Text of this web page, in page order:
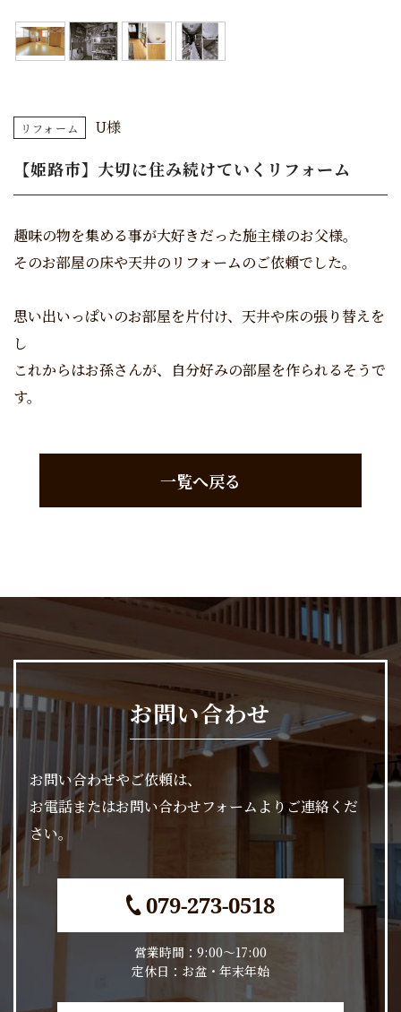
リフォーム U様
【姫路市】大切に住み続けていくリフォーム
趣味の物を集める事が大好きだった施主様のお父様。
そのお部屋の床や天井のリフォームのご依頼でした。
思い出いっぱいのお部屋を片付け、天井や床の張り替えを
し
これからはお孫さんが、自分好みの部屋を作られるそうで
す。
一覧へ戻る
お問い合わせ
お問い合わせやご依頼は、
お電話またはお問い合わせフォームよりご連絡くだ
さい。
079-273-0518
営業時間：9:00～17:00
​​​​​​​定休日：お盆・年末年始